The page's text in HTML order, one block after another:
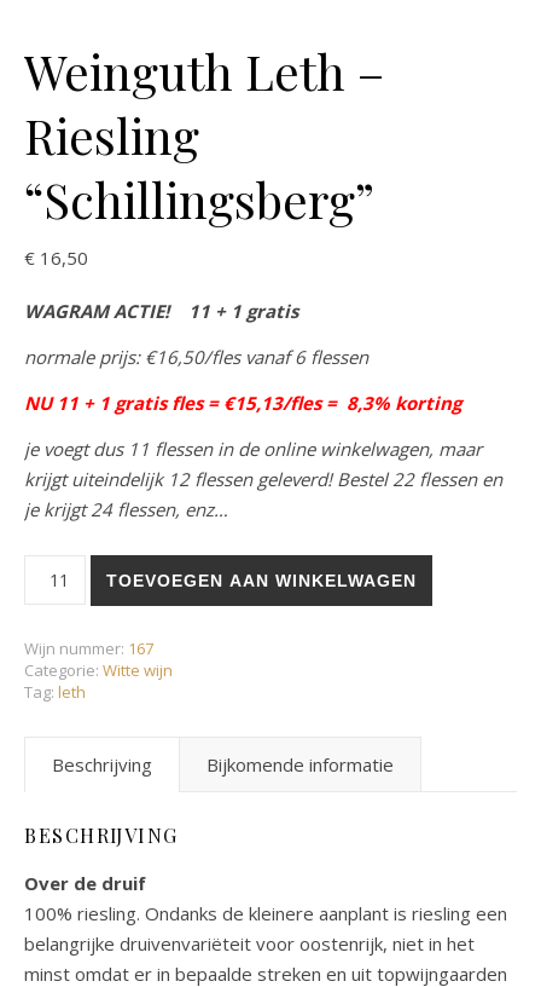
Weinguth Leth –
Riesling
“Schillingsberg”
€ 16,50
WAGRAM ACTIE! 11 + 1 gratis
normale prijs: €16,50/fles vanaf 6 flessen
NU 11 + 1 gratis fles = €15,13/fles = 8,3% korting
je voegt dus 11 flessen in de online winkelwagen, maar
krijgt uiteindelijk 12 flessen geleverd! Bestel 22 flessen en
je krijgt 24 flessen, enz…
TOEVOEGEN AAN WINKELWAGEN
Wijn nummer: 167
Categorie: Witte wijn
Tag: leth
Beschrijving Bijkomende informatie
BESCHRIJVING
Over de druif
100% riesling. Ondanks de kleinere aanplant is riesling een
belangrijke druivenvariëteit voor oostenrijk, niet in het
minst omdat er in bepaalde streken en uit topwijngaarden